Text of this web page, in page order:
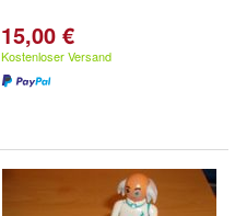
15,00 €
Kostenloser Versand